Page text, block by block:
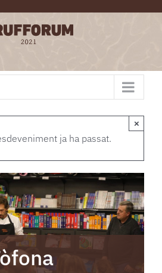
ja ha passat.
×